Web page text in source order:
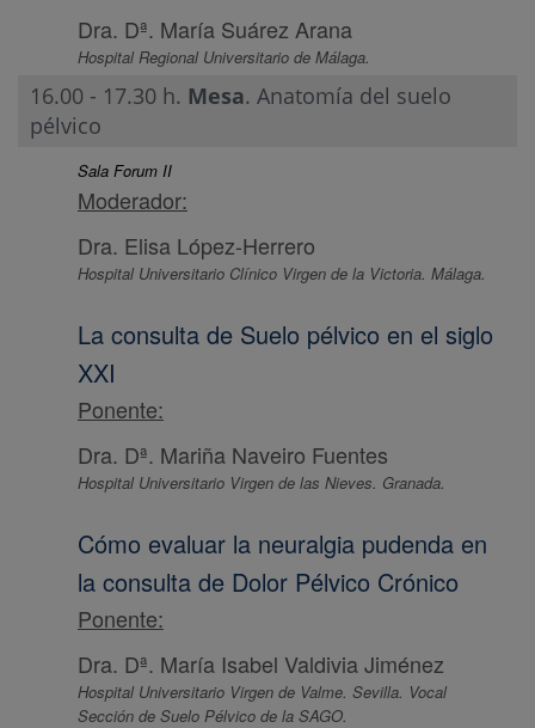
Dra. Dª. María Suárez Arana
Hospital Regional Universitario de Málaga.
16.00 - 17.30 h. Mesa. Anatomía del suelo
pélvico
Sala Forum II
Moderador:
Dra. Elisa López-Herrero
Hospital Universitario Clínico Virgen de la Victoria. Málaga.
La consulta de Suelo pélvico en el siglo
XXI
Ponente:
Dra. Dª. Mariña Naveiro Fuentes
Hospital Universitario Virgen de las Nieves. Granada.
Cómo evaluar la neuralgia pudenda en
la consulta de Dolor Pélvico Crónico
Ponente:
Dra. Dª. María Isabel Valdivia Jiménez
Hospital Universitario Virgen de Valme. Sevilla. Vocal
Sección de Suelo Pélvico de la SAGO.